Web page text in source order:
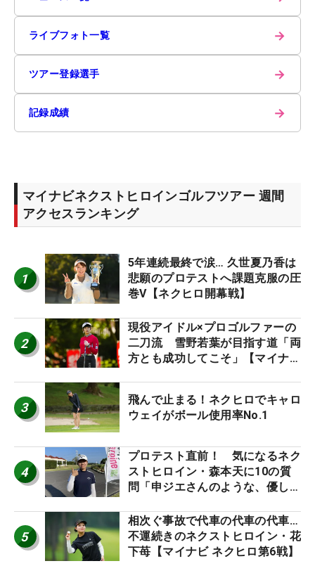
ライブフォト一覧 →
ツアー登録選手 →
記録成績 →
マイナビネクストヒロインゴルフツアー 週間
アクセスランキング
1
5年連続最終で涙… 久世夏乃香は
悲願のプロテストへ課題克服の圧
巻V【ネクヒロ開幕戦】
2
現役アイドル×プロゴルファーの
二刀流 雪野若葉が目指す道「両
方とも成功してこそ」【マイナビ
3
飛んで止まる！ネクヒロでキャロ
ウェイがボール使用率No.1
4
プロテスト直前！ 気になるネク
ストヒロイン・森本天に10の質
問「申ジエさんのような、優しく
になりたいです」
5
相次ぐ事故で代車の代車の代車…
不運続きのネクストヒロイン・花
下苺【マイナビ ネクヒロ第6戦】